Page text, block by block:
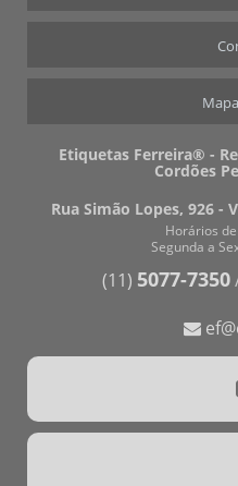
Etiquetas Ferreira® -
Cordões
Rua Simão Lopes, 926 -
Horários
Segunda a
(11) 5077-7350